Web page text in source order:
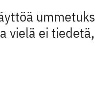
vielä ei